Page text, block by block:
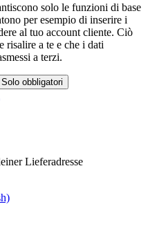
solo le funzioni di base
per esempio di inserire i
al tuo account cliente. Ciò
risalire a te e che i dati
a terzi.
Solo obbligatori
Lieferadresse